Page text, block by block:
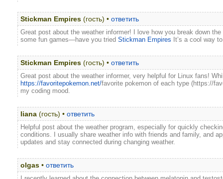
Stickman Empires (гость) • ответить
Great post about the weather informer! I love how you break down
some fun games—have you tried Stickman Empires It’s a cool way
Stickman Empires (гость) • ответить
Great post about the weather informer, very helpful for Linux fans!
https://favoritepokemon.net/favorite pokemon of each type (https://
my coding mood.
liana (гость) • ответить
Helpful post about the weather program, especially for quickly
conditions. I usually share weather info with friends and family, and
updates and stay connected during changing weather.
olgas • ответить